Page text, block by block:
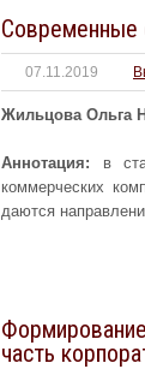
Современные
07.11.2019
Жильцова Ольга
Аннотация: в
коммерческих
даются
часть